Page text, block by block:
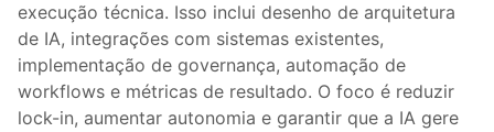
execução técnica. Isso inclui desenho de arquitetura
de IA, integrações com sistemas existentes,
implementação de governança, automação de
workflows e métricas de resultado. O foco é reduzir
lock-in, aumentar autonomia e garantir que a IA gere